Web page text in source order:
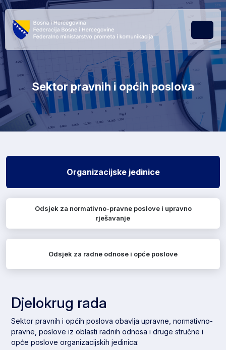
Skip to content
Skip to footer
Menu
Sektor pravnih i općih poslova
Organizacijske jedinice
Odsjek za normativno-pravne poslove i upravno
rješavanje
Odsjek za radne odnose i opće poslove
Djelokrug rada
Sektor pravnih i općih poslova obavlja upravne, normativno-
pravne, poslove iz oblasti radnih odnosa i druge stručne i
opće poslove organizacijskih jedinica: